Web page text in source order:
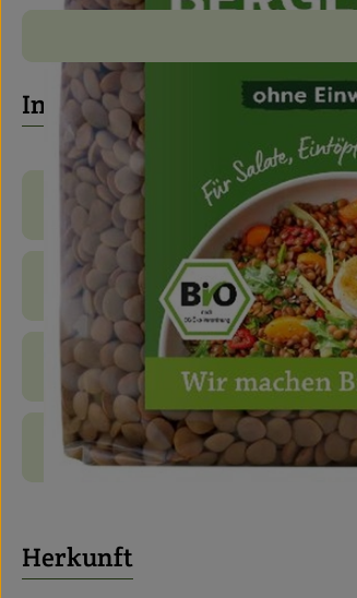
Info
Produktinformationen
Zutaten
Nährwert-Info
Produktdatenblatt
Herkunft